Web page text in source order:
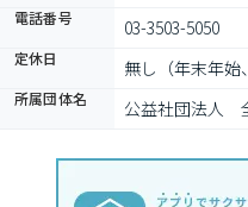
電話番号 03-3503-5050
定休日 無し（年末年始
所属団体名 公益社団法人